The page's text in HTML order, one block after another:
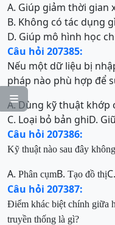

A. Giúp giảm thời gian
B. Không có tác dụng gì
D. Giúp mô hình học
Câu hỏi 207385:
Nếu một dữ liệu bị
pháp nào phù hợp để
A. Dùng kỹ thuật khớp
C. Loại bỏ bản ghiD.
Câu hỏi 207386:
Kỹ thuật nào sau đây
A. Phân cụmB. Tạo đồ thịC.
Câu hỏi 207387:
Điểm khác biệt chính giữa
truyền thống là gì?